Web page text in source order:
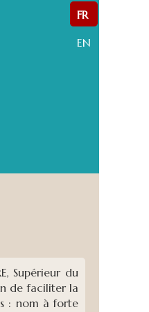
FR
EN
Supérieur du
de faciliter la
: nom à forte